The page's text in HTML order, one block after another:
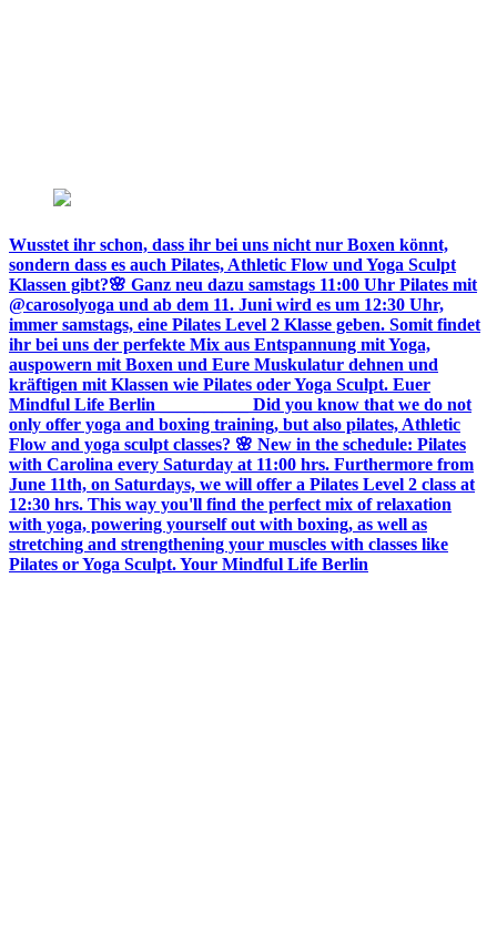
Wusstet ihr schon, dass ihr bei uns nicht nur Boxen könnt,
sondern dass es auch Pilates, Athletic Flow und Yoga Sculpt
Klassen gibt?🌸 Ganz neu dazu samstags 11:00 Uhr Pilates mit
@carosolyoga und ab dem 11. Juni wird es um 12:30 Uhr,
immer samstags, eine Pilates Level 2 Klasse geben. Somit findet
ihr bei uns der perfekte Mix aus Entspannung mit Yoga,
auspowern mit Boxen und Eure Muskulatur dehnen und
kräftigen mit Klassen wie Pilates oder Yoga Sculpt. Euer
Mindful Life Berlin __________ Did you know that we do not
only offer yoga and boxing training, but also pilates, Athletic
Flow and yoga sculpt classes? 🌸 New in the schedule: Pilates
with Carolina every Saturday at 11:00 hrs. Furthermore from
June 11th, on Saturdays, we will offer a Pilates Level 2 class at
12:30 hrs. This way you'll find the perfect mix of relaxation
with yoga, powering yourself out with boxing, as well as
stretching and strengthening your muscles with classes like
Pilates or Yoga Sculpt. Your Mindful Life Berlin